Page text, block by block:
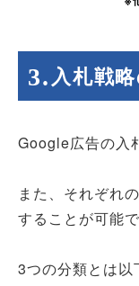
入札戦
Google広告の入
また、それぞれ
することが可能で
3つの分類とは以